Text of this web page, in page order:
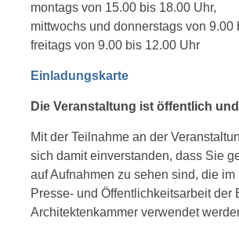
montags von 15.00 bis 18.00 Uhr,
mittwochs und donnerstags von 9.00
freitags von 9.00 bis 12.00 Uhr
Einladungskarte
Die Veranstaltung ist öffentlich
Mit der Teilnahme an der
sich damit einverstanden, dass Sie
auf Aufnahmen zu sehen sind, die im
Presse- und Öffentlichkeitsarbeit der
Architektenkammer verwendet